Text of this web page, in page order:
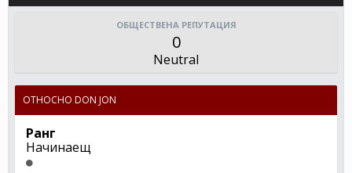
ОБЩЕСТВЕНА РЕПУТАЦИЯ
0
Neutral
ОТНОСНО DON JON
Ранг
Начинаещ